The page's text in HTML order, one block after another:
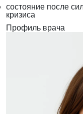
состояние после
кризиса
Профиль врача